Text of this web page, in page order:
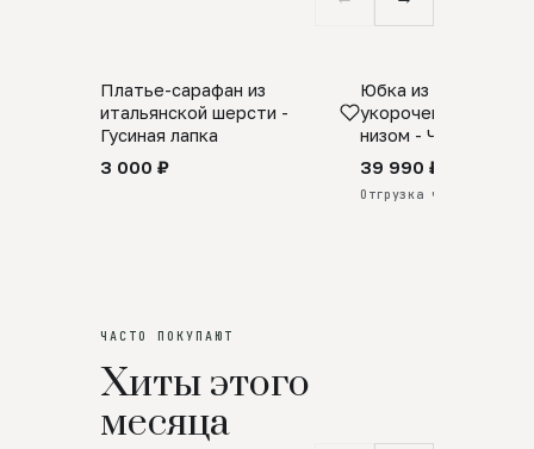
SALE
Платье-сарафан из
итальянской шерсти -
Гусиная лапка
3 000 ₽
ПРЕДЗАКАЗ
Юбка из
укороченная с
низом - Черный
39 990 ₽
Отгрузка через 25 дней
ЧАСТО ПОКУПАЮТ
Хиты этого
месяца